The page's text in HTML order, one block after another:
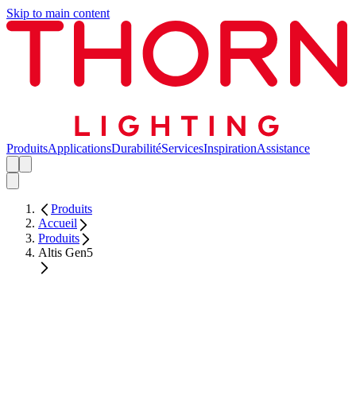
Skip to main content
ProduitsApplicationsDurabilitéServicesInspirationAssistance
Produits
Accueil
Produits
Altis Gen5